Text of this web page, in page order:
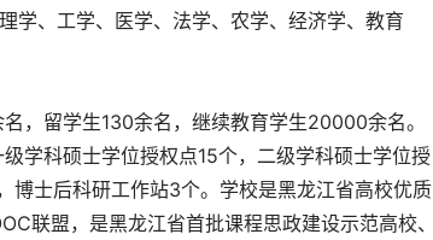
学、工学、医学、法学、农学、经济学、教育
，留学生130余名，继续教育学生20000余名。
学科硕士学位授权点15个，二级学科硕士学位授
博士后科研工作站3个。学校是黑龙江省高校优质
联盟，是黑龙江省首批课程思政建设示范高校、